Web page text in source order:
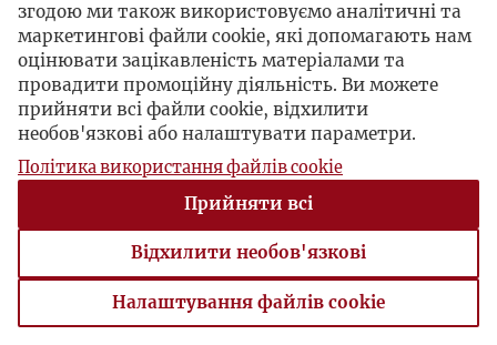
Józef Żywina / Jerzy Giedroyc
Redaktor zapowiada od 1 marca (!) "kwartalnik o
charakterze literacko-społeczno-politycznym" i
zaprasza do współpracy.
1947-01-11 , Jerzy Giedroyc
syg. KorRed Żywina
згодою ми також використовуємо аналітичні та
маркетингові файли cookie, які допомагають нам
оцінювати зацікавленість матеріалами та
провадити промоційну діяльність. Ви можете
прийняти всі файли cookie, відхилити
необов'язкові або налаштувати параметри.
Політика використання файлів cookie
Прийняти всі
Відхилити необов'язкові
Налаштування файлів cookie
Налаштування файлів cookie